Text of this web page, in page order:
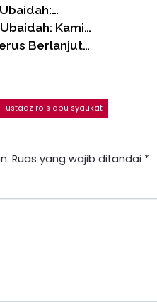
Kami…
Berlanjut…
ustadz rois abu syaukat
Ruas yang wajib ditandai *